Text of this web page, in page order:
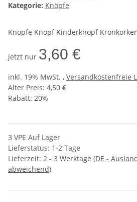
Kategorie: Knöpfe
Knöpfe Knopf Kinderknopf
jetzt nur 3,60 €
inkl. 19% MwSt. , Versandkostenfreie
Alter Preis: 4,50 €
Rabatt: 20%
3 VPE Auf Lager
Lieferstatus: 1-2 Tage
Lieferzeit: 2 - 3 Werktage (DE -
abweichend)